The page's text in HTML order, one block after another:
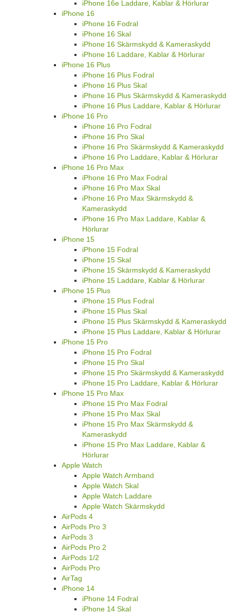
iPhone 16e Laddare, Kablar & Hörlurar
iPhone 16
iPhone 16 Fodral
iPhone 16 Skal
iPhone 16 Skärmskydd & Kameraskydd
iPhone 16 Laddare, Kablar & Hörlurar
iPhone 16 Plus
iPhone 16 Plus Fodral
iPhone 16 Plus Skal
iPhone 16 Plus Skärmskydd & Kameraskydd
iPhone 16 Plus Laddare, Kablar & Hörlurar
iPhone 16 Pro
iPhone 16 Pro Fodral
iPhone 16 Pro Skal
iPhone 16 Pro Skärmskydd & Kameraskydd
iPhone 16 Pro Laddare, Kablar & Hörlurar
iPhone 16 Pro Max
iPhone 16 Pro Max Fodral
iPhone 16 Pro Max Skal
iPhone 16 Pro Max Skärmskydd &
Kameraskydd
iPhone 16 Pro Max Laddare, Kablar &
Hörlurar
iPhone 15
iPhone 15 Fodral
iPhone 15 Skal
iPhone 15 Skärmskydd & Kameraskydd
iPhone 15 Laddare, Kablar & Hörlurar
iPhone 15 Plus
iPhone 15 Plus Fodral
iPhone 15 Plus Skal
iPhone 15 Plus Skärmskydd & Kameraskydd
iPhone 15 Plus Laddare, Kablar & Hörlurar
iPhone 15 Pro
iPhone 15 Pro Fodral
iPhone 15 Pro Skal
iPhone 15 Pro Skärmskydd & Kameraskydd
iPhone 15 Pro Laddare, Kablar & Hörlurar
iPhone 15 Pro Max
iPhone 15 Pro Max Fodral
iPhone 15 Pro Max Skal
iPhone 15 Pro Max Skärmskydd &
Kameraskydd
iPhone 15 Pro Max Laddare, Kablar &
Hörlurar
Apple Watch
Apple Watch Armband
Apple Watch Skal
Apple Watch Laddare
Apple Watch Skärmskydd
AirPods 4
AirPods Pro 3
AirPods 3
AirPods Pro 2
AirPods 1/2
AirPods Pro
AirTag
iPhone 14
iPhone 14 Fodral
iPhone 14 Skal